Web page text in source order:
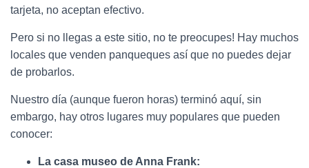
tarjeta, no aceptan efectivo.
Pero si no llegas a este sitio, no te preocupes! Hay muchos
locales que venden panqueques así que no puedes dejar
de probarlos.
Nuestro día (aunque fueron horas) terminó aquí, sin
embargo, hay otros lugares muy populares que pueden
conocer:
La casa museo de Anna Frank: